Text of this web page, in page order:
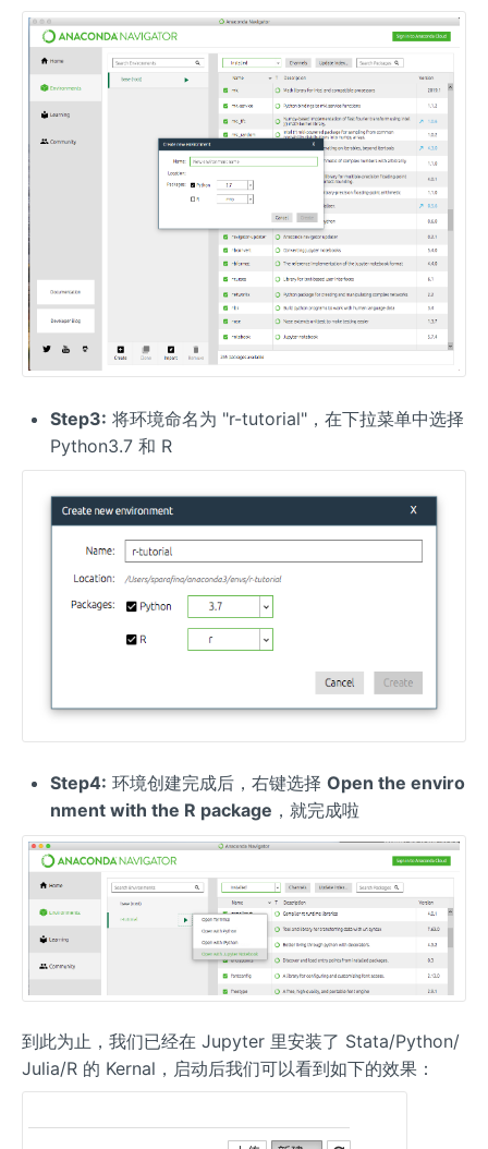
Step3: 将环境命名为 "r-tutorial"，在下拉菜单中选择
Python3.7 和 R
Step4: 环境创建完成后，右键选择 Open the enviro
nment with the R package ，就完成啦
到此为止，我们已经在 Jupyter 里安装了 Stata/Python/
Julia/R 的 Kernal，启动后我们可以看到如下的效果：